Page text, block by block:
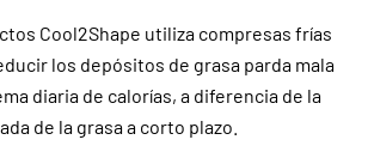
Cool2Shape utiliza compresas frías
los depósitos de grasa parda mala
diaria de calorías, a diferencia de la
de la grasa a corto plazo.